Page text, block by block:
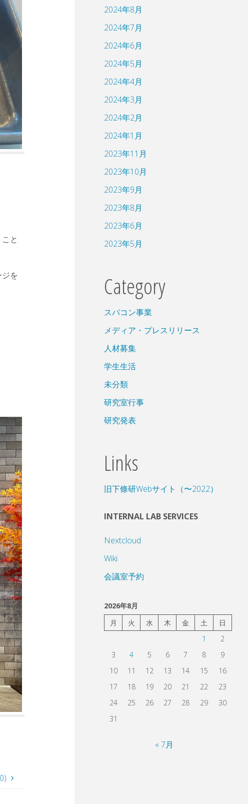
と
を
2024年8月
2024年7月
2024年6月
2024年5月
2024年4月
2024年3月
2024年2月
2024年1月
2023年11月
2023年10月
2023年9月
2023年8月
2023年6月
2023年5月
Category
スパコン事業
メディア・プレスリリース
人材募集
学生生活
未分類
研究室行事
研究発表
Links
旧下條研Webサイト（〜2022）
INTERNAL LAB SERVICES
Nextcloud
Wiki
会議室予約
2026年8月
月
火 水 木 金 土
日
1
2
3
4 5 6 7 8
9
10
11 12 13 14 15
16
17
18 19 20 21 22
23
24
25 26 27 28 29
30
31
« 7月